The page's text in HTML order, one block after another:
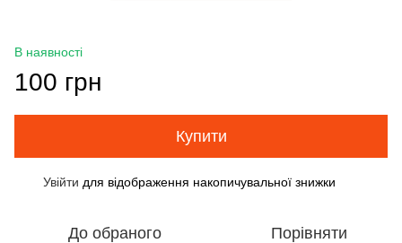
В наявності
100 грн
Купити
Увійти для відображення накопичувальної знижки
До обраного Порівняти